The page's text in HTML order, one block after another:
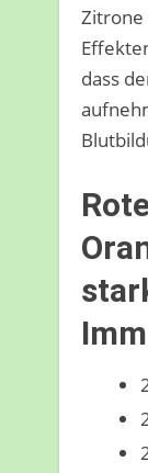
Zitrone
dass